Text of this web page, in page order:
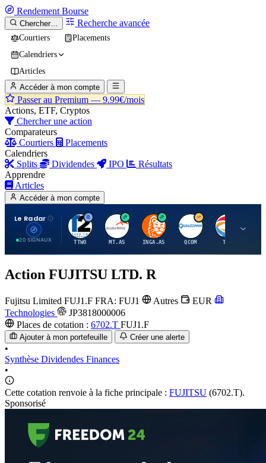
Rendement Bourse
Chercher… Recherche avancée
Courtiers
Placements
Calendriers
Articles
Accéder à mon compte
Passer au Premium — 9.99€/mois
Actions, ETF, Cryptos
Chercher une action
Comparateurs
Courtiers
Placements
Calendriers
Splits
Dividendes IPO
Résultats
Apprendre
Articles
Accéder à mon compte
Le Radar
20 SIGNAUX
T
TTWO
A
MT.AS
I
INGA.AS
Q
QCOM
T
TTE
Action FUJITSU LTD. R
Fujitsu Limited FUJ1.F FRA: FUJ1 Autres
EUR
Technologies
JP3818000006
Places de cotation : 6702.T FUJ1.F
Ajouter à mon portefeuille Créer une alerte
•
Synthèse Dividendes Finances
•
Cette cotation renvoie à la fiche principale : FUJITSU (6702.T).
Sponsorisé